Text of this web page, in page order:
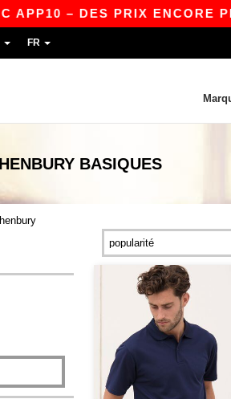
– DES PRIX ENCORE
FR
BASIQUES
henbury